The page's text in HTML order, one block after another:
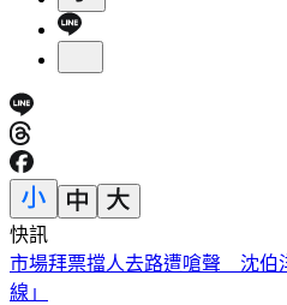
快訊
晚起南部雨勢接力！專家曝「
和